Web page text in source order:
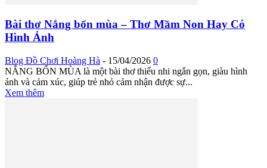
Bài thơ Nắng bốn mùa – Thơ Mầm Non Hay Có
Hình Ảnh
Blog Đồ Chơi Hoàng Hà - 15/04/2026 0
NẮNG BỐN MÙA là một bài thơ thiếu nhi ngắn gọn, giàu hình
ảnh và cảm xúc, giúp trẻ nhỏ cảm nhận được sự...
Xem thêm